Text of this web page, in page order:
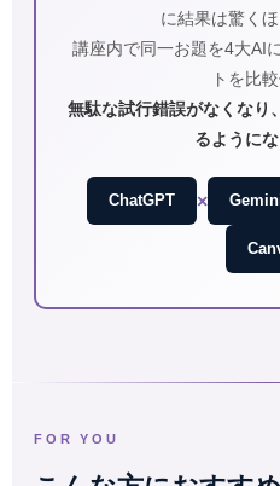
に結果は驚くほ
講座内で同一お題を4大AI
トを比較
無駄な試行錯誤がなくなり
るようにな
ChatGPT ×
FOR YOU